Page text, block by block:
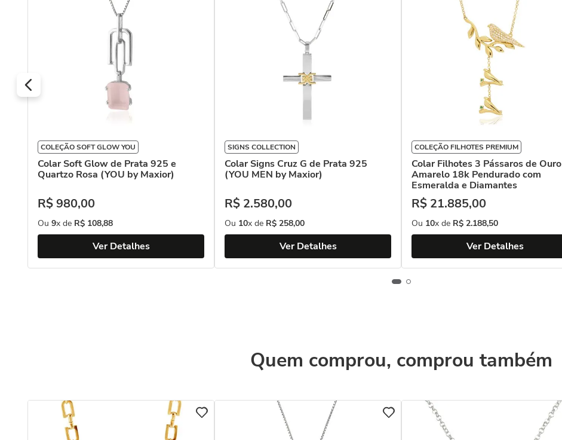
COLEÇÃO SOFT GLOW YOU
Colar Soft Glow de Prata 925 e
Quartzo Rosa (YOU by Maxior)
R$980,00
Ou 9x de R$ 108,88
Ver Detalhes
SIGNS COLLECTION
Colar Signs Cruz G de Prata 925
(YOU MEN by Maxior)
R$ 2.580,00
Ou 10x de R$ 258,00
Ver Detalhes
COLEÇÃO FILHOTES PREMIUM
Colar Filhotes 3 Pássaros de Ouro
Amarelo 18k Pendurado com
Esmeralda e Diamantes
R$ 21.885,00
Ou 10x de R$ 2.188,50
Ver Detalhes
Quem comprou, comprou também